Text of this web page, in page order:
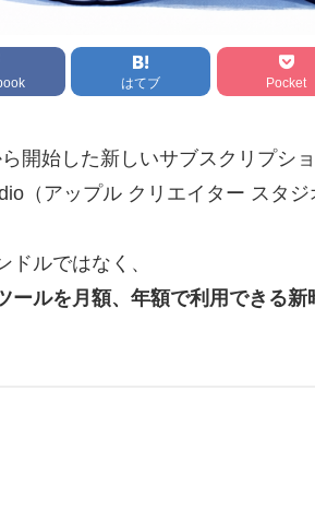
はてブ Pocket
開始した新しいサブスクリプシ
（アップル クリエイター スタジ
ドルではなく、
ールを月額、年額で利用できる